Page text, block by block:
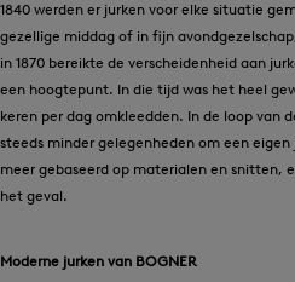
1840 werden er jurken voor elke situatie
gezellige middag of in fijn
in 1870 bereikte de verscheidenheid aan
een hoogtepunt. In die tijd was het heel
keren per dag omkleedden. In de loop van
steeds minder gelegenheden om een
meer gebaseerd op materialen en snitten,
het geval.
Moderne jurken van BOGNER